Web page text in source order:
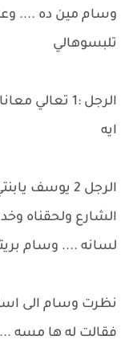
وسام مين ده ....
تلبسوهالي
الرجل :1
ايه
الرجل 2
الشارع ولحقناه
لسانه .... وسام
نظرت وسام الى
فقالت له ها مسه